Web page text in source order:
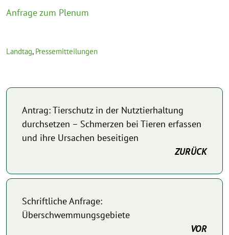
Anfrage zum Plenum
Landtag, Pressemitteilungen
Antrag: Tierschutz in der Nutztierhaltung
durchsetzen – Schmerzen bei Tieren erfassen
und ihre Ursachen beseitigen
ZURÜCK
Schriftliche Anfrage:
Überschwemmungsgebiete
VOR